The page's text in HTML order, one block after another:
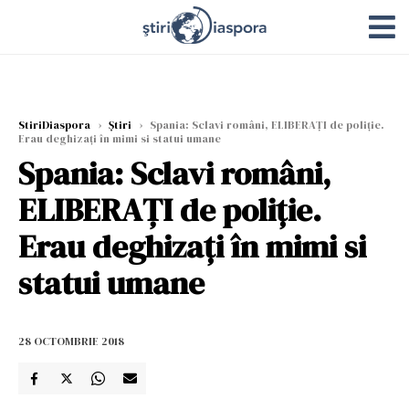
StiriDiaspora › Știri › Spania: Sclavi români, ELIBERAȚI de poliție.
Erau deghizați în mimi si statui umane
Spania: Sclavi români,
ELIBERAȚI de poliție.
Erau deghizați în mimi si
statui umane
28 OCTOMBRIE 2018